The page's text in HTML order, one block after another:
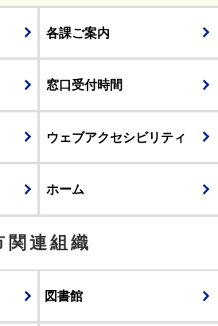
各課ご案内
窓口受付時間
ウェブアクセシビリティ
ホーム
関連組織
図書館